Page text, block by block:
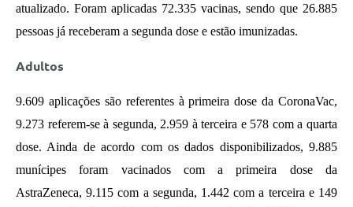
atualizado. Foram aplicadas 72.335 vacinas, sendo que 26.885
pessoas já receberam a segunda dose e estão imunizadas.
Adultos
9.609 aplicações são referentes à primeira dose da CoronaVac,
9.273 referem-se à segunda, 2.959 à terceira e 578 com a quarta
dose. Ainda de acordo com os dados disponibilizados, 9.885
munícipes foram vacinados com a primeira dose da
AstraZeneca, 9.115 com a segunda, 1.442 com a terceira e 149